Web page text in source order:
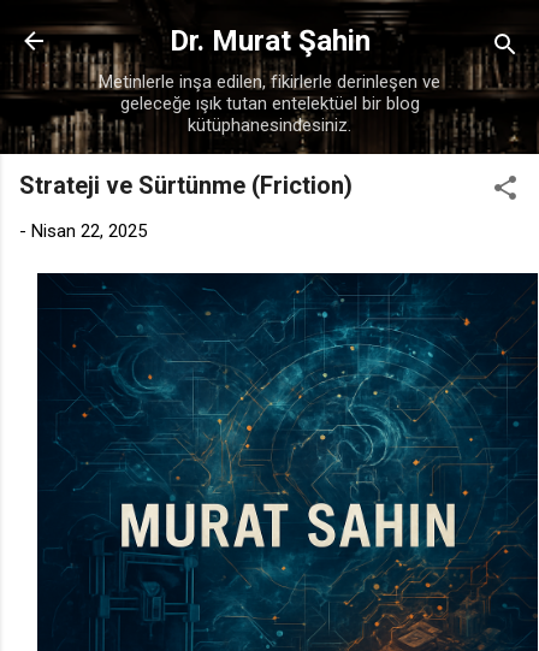
Ana içeriğe atla
Dr. Murat Şahin
Metinlerle inşa edilen, fikirlerle derinleşen ve
geleceğe ışık tutan entelektüel bir blog
kütüphanesindesiniz.
Strateji ve Sürtünme (Friction)
- Nisan 22, 2025